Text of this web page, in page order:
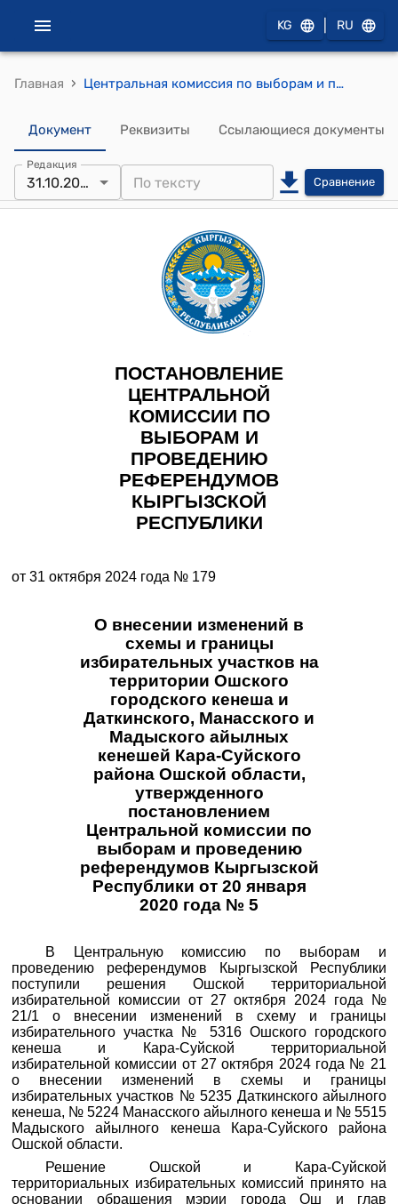
KG RU
Главная › Центральная комиссия по выборам и проведению референдумов Кыргызской Республики от 31 октября 2024 года № 179 "О внесении изменений в схемы и границы избирательных участков на территории Ошского городского кенеша и Даткинского, Манасского и Мадыского айылных кенешей Кара-Суйского района Ошской области, утвержденного постановлением Центральной комиссии по выборам и проведению референдумов Кыргызской Республики от 20 января 2020 года № 5"
Документ Реквизиты Ссылающиеся документы
Редакция
31.10.2024 Сравнение